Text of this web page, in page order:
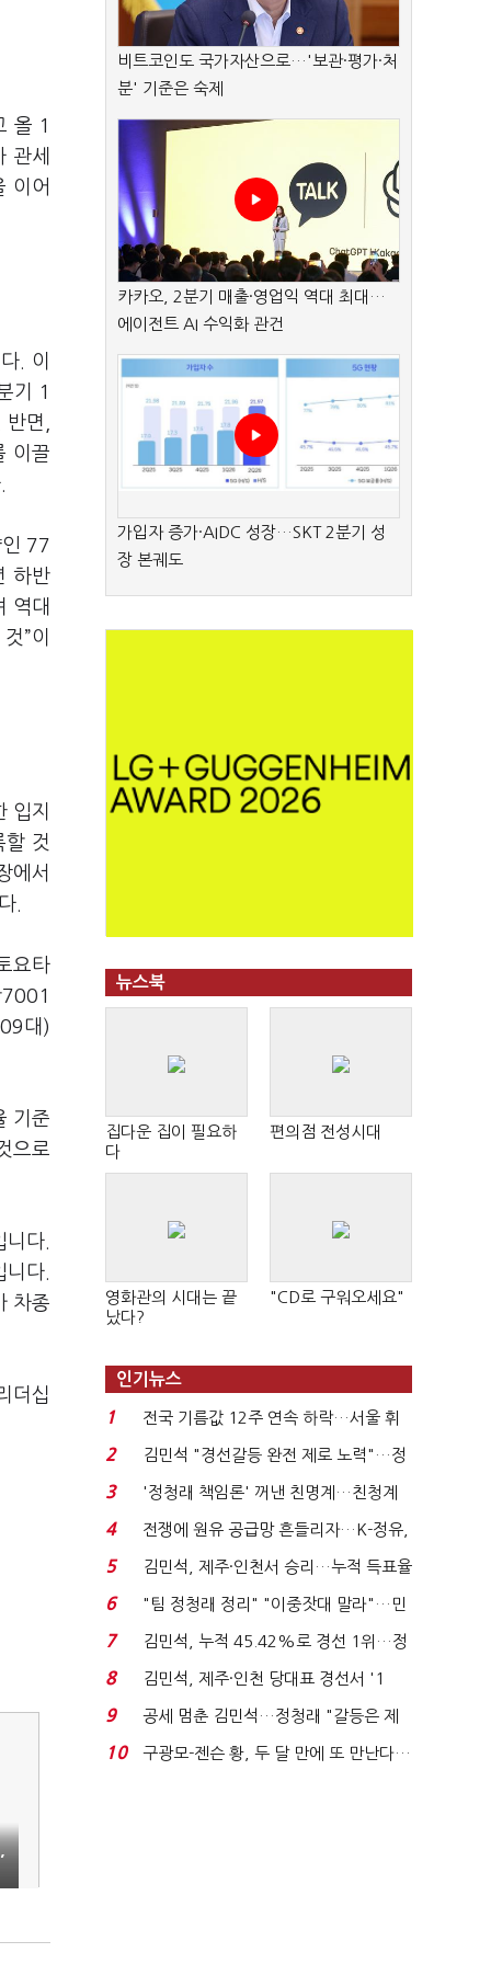
올 1
관세
이어
. 이
기 1
면,
이끌
77
하반
역대
”이
입지
할 것
에서
.
요타
대)
기준
으로
다.
다.
차종
더십
비트코인도 국가자산으로…'보관·평가·처
분' 기준은 숙제
카카오, 2분기 매출·영업익 역대 최대…
에이전트 AI 수익화 관건
가입자 증가·AIDC 성장…SKT 2분기 성
장 본궤도
뉴스북
집다운 집이 필요하
다
편의점 전성시대
영화관의 시대는 끝
났다?
"CD로 구워오세요"
인기뉴스
1
전국 기름값 12주 연속 하락…서울 휘
발윳값 1909원...
2
김민석 "경선갈등 완전 제로 노력"…정
청래 "반명 공세 사...
3
'정청래 책임론' 꺼낸 친명계…친청계
는 추가투표 때리기...
4
전쟁에 원유 공급망 흔들리자…K-정유,
에너지안보 핵심...
5
김민석, 제주·인천서 승리…누적 득표율
'1위 탈환'(종합)...
6
"팀 정청래 정리" "이중잣대 말라"…민
주 최고위원 계파 다...
7
김민석, 누적 45.42%로 경선 1위…정
청래와 격차 0.86%p(...
8
김민석, 제주·인천 당대표 경선서 '1
위'(1보)...
9
공세 멈춘 김민석…정청래 "갈등은 제
가 수습"
10
구광모-젠슨 황, 두 달 만에 또 만난다…